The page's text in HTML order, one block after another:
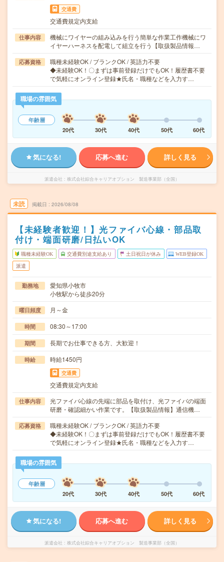
交通費
交通費規定内支給
仕事内容
機械にワイヤーの組み込みを行う簡単な作業工作機械にワ
イヤーハーネスを配電して組立を行う【取扱製品情報…
応募資格
職種未経験OK / ブランクOK / 英語力不要
◆未経験OK！〇まずは事前登録だけでもOK！履歴書不要
で気軽にオンライン登録★氏名・職種などを入力す…
職場の雰囲気
年齢層
20代
30代 40代 50代 60代
気になる! 応募へ進む 詳しく見る
派遣会社 株式会社綜合キャリアオプション 製造事業部（全国）
未読 掲載日 2026/08/08
【未経験者歓迎！】光ファイバ心線・部品取
付け・端面研磨/日払いOK
職種未経験OK 交通費別途支給あり 土日祝日が休み WEB登録OK
派遣
勤務地
愛知県小牧市
小牧駅から徒歩20分
曜日頻度 月～金
時間 08:30～17:00
期間 長期でお仕事できる方、大歓迎！
時給 時給1450円
交通費
交通費規定内支給
仕事内容
光ファイバ心線の先端に部品を取付け、光ファイバの端面
研磨・確認細かい作業です。【取扱製品情報】通信機…
応募資格
職種未経験OK / ブランクOK / 英語力不要
◆未経験OK！〇まずは事前登録だけでもOK！履歴書不要
で気軽にオンライン登録★氏名・職種などを入力す…
職場の雰囲気
年齢層
20代
30代 40代 50代 60代
気になる! 応募へ進む 詳しく見る
派遣会社 株式会社綜合キャリアオプション 製造事業部（全国）